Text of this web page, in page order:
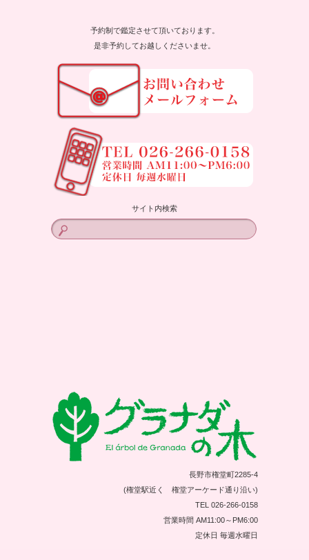
予約制で鑑定させて頂いております。
是非予約してお越しくださいませ。
サイト内検索
長野市権堂町2285-4
(権堂駅近く 権堂アーケード通り沿い)
TEL 026-266-0158
営業時間 AM11:00～PM6:00
定休日 毎週水曜日